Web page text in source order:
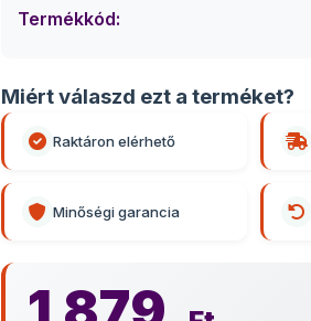
Termékkód:
Miért válaszd ezt a terméket?
Raktáron elérhető
Minőségi garancia